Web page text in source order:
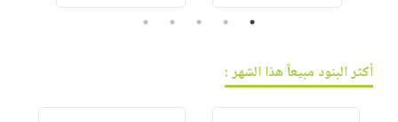
1
2
3
4
5
أكثر البنود مبيعاً هذا الشهر :